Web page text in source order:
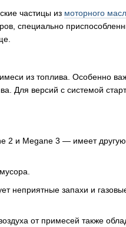
частицы из моторного
специально
из топлива. Особенно
Для версий с системой
2 и Megane 3 — имеет
неприятные запахи и
от примесей также